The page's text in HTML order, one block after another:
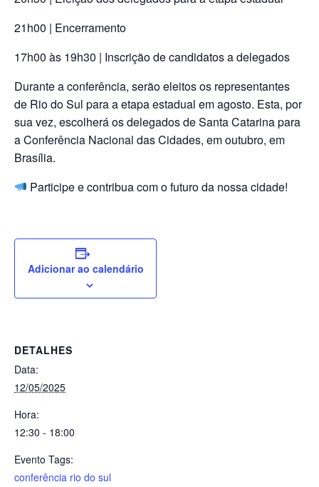
21h00 | Encerramento
17h00 às 19h30 | Inscrição de candidatos a delegados
Durante a conferência, serão eleitos os representantes
de Rio do Sul para a etapa estadual em agosto. Esta, por
sua vez, escolherá os delegados de Santa Catarina para
a Conferência Nacional das Cidades, em outubro, em
Brasília.
Participe e contribua com o futuro da nossa cidade!
Adicionar ao calendário
DETALHES
Data:
12/05/2025
Hora:
12:30 - 18:00
Evento Tags:
conferência rio do sul